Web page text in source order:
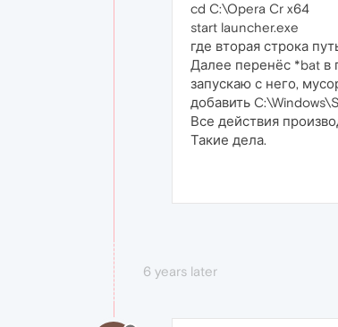
cd C:\Opera Cr x64
start launcher.exe
где вторая строка
Далее перенёс *bat в
запускаю с него,
добавить
Все действия
Такие дела.
6 years later